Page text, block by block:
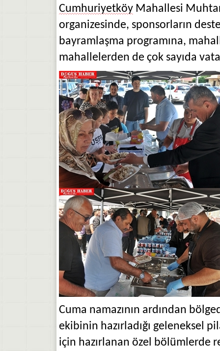
Cumhuriyetköy Mahallesi
organizesinde, sponsorların
bayramlaşma programına,
mahallelerden de çok sayıda
Cuma namazının ardından
ekibinin hazırladığı geleneksel
için hazırlanan özel bölümlerde